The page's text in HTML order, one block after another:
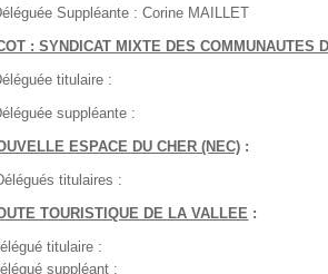
Suppléante : Corine MAILLET
: SYNDICAT MIXTE DES COMMUNAUTES
titulaire :
suppléante :
ESPACE DU CHER (NEC) :
titulaires :
TOURISTIQUE DE LA VALLEE :
titulaire :
suppléant :